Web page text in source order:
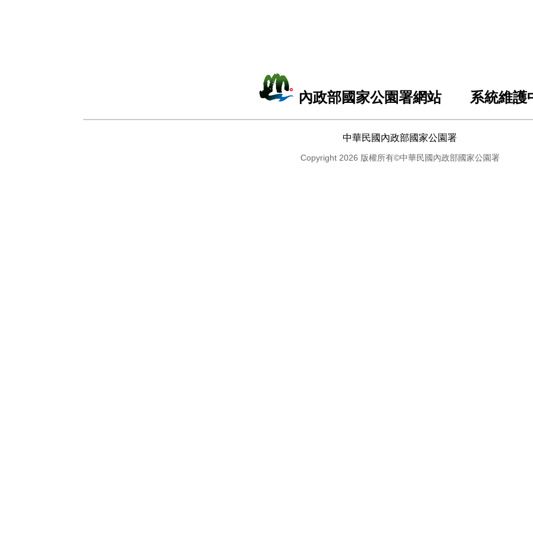
內政部國家公園署網站 系統維護
中華民國內政部國家公園署
Copyright 2026 版權所有©中華民國內政部國家公園署